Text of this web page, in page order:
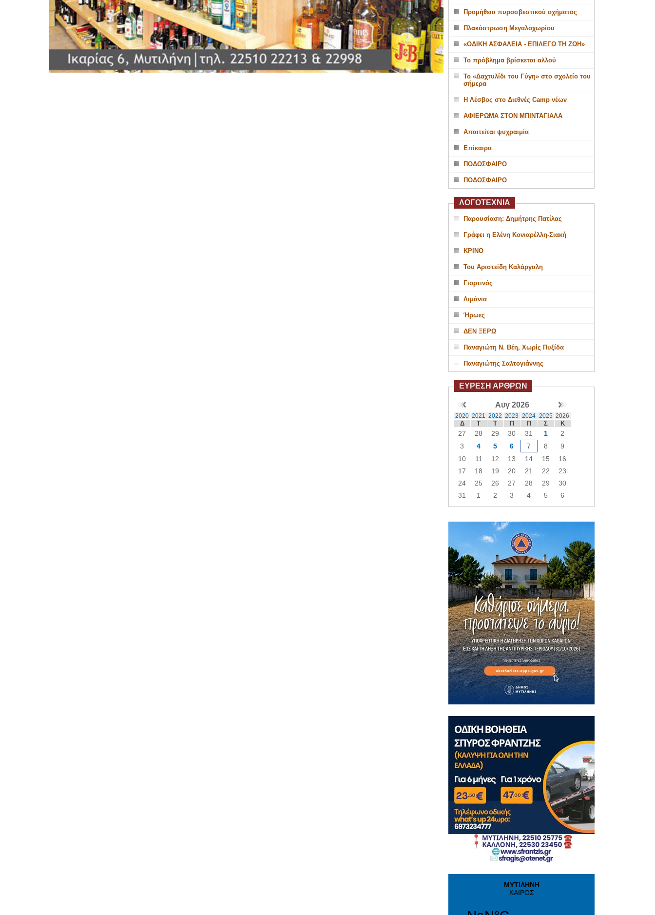
Προμήθεια πυροσβεστικού οχήματος
Πλακόστρωση Μεγαλοχωρίου
«ΟΔΙΚΗ ΑΣΦΑΛΕΙΑ - ΕΠΙΛΕΓΩ ΤΗ ΖΩΗ»
Το πρόβλημα βρίσκεται αλλού
Το «Δαχτυλίδι του Γύγη» στο σχολείο του
σήμερα
Η Λέσβος στο Διεθνές Camp νέων
ΑΦΙΕΡΩΜΑ ΣΤΟΝ ΜΠΙΝΤΑΓΙΑΛΑ
Απαιτείται ψυχραιμία
Επίκαιρα
ΠΟΔΟΣΦΑΙΡΟ
ΠΟΔΟΣΦΑΙΡΟ
ΛΟΓΟΤΕΧΝΙΑ
Παρουσίαση: Δημήτρης Πατίλας
Γράφει η Ελένη Κονιαρέλλη-Σιακή
ΚΡΙΝΟ
Του Αριστείδη Καλάργαλη
Γιορτινός
Λιμάνια
Ήρωες
ΔΕΝ ΞΕΡΩ
Παναγιώτη Ν. Βέη, Χωρίς Πυξίδα
Παναγιώτης Σαλτογιάννης
ΕΥΡΕΣΗ ΑΡΘΡΩΝ
Αυγ 2026
2020 2021 2022 2023 2024 2025 2026
Δ Τ Τ Π Π Σ Κ
27 28 29 30 31 1
2
3
4 5 6 7 8
9
10
11 12 13 14 15
16
17
18 19 20 21 22
23
24
25 26 27 28 29
30
31
1 2 3 4 5 6